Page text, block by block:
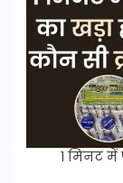
1 मिनट में